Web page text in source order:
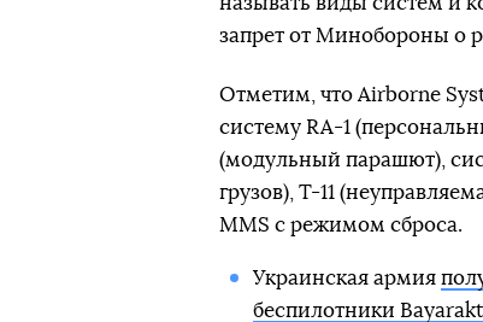
запрет от Минобороны о
Отметим, что Airborne
систему RA-1
(модульный парашют),
грузов), Т-11
MMS c режимом сброса.
Украинская армия
беспилотники